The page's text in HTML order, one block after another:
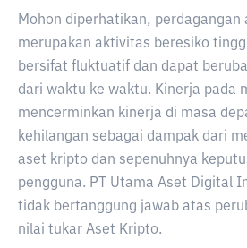
Mohon diperhatikan, perdagangan
merupakan aktivitas beresiko
bersifat fluktuatif dan dapat
dari waktu ke waktu. Kinerja pada
mencerminkan kinerja di masa
kehilangan sebagai dampak dari
aset kripto dan sepenuhnya
pengguna. PT Utama Aset Digital
tidak bertanggung jawab atas
nilai tukar Aset Kripto.